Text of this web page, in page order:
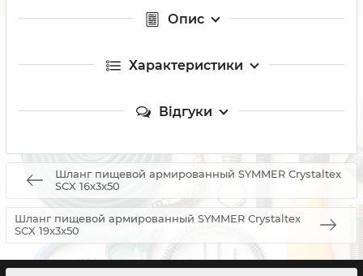
Опис
Характеристики
Відгуки
Шланг пищевой армированный SYMMER Crystaltex
SCX 16x3x50
Шланг пищевой армированный SYMMER Crystaltex
SCX 19x3x50